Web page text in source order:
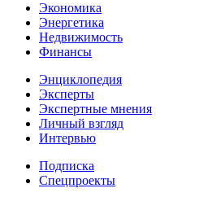
Экономика
Энергетика
Недвижимость
Финансы
Энциклопедия
Эксперты
Экспертные мнения
Личный взгляд
Интервью
Подписка
Спецпроекты